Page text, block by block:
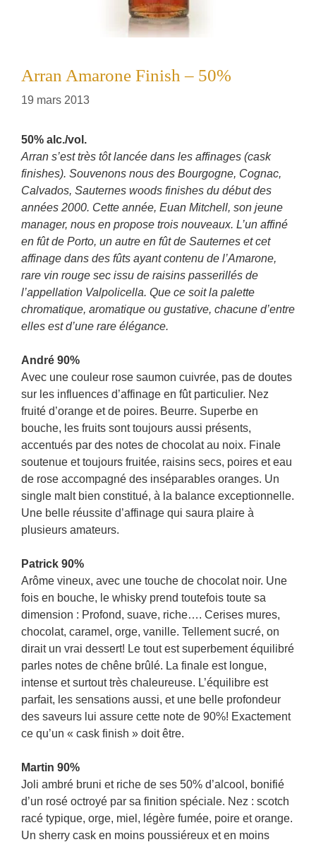
Arran Amarone Finish – 50%
19 mars 2013
50% alc./vol.
Arran s’est très tôt lancée dans les affinages (cask
finishes). Souvenons nous des Bourgogne, Cognac,
Calvados, Sauternes woods finishes du début des
années 2000. Cette année, Euan Mitchell, son jeune
manager, nous en propose trois nouveaux. L’un affiné
en fût de Porto, un autre en fût de Sauternes et cet
affinage dans des fûts ayant contenu de l’Amarone,
rare vin rouge sec issu de raisins passerillés de
l’appellation Valpolicella. Que ce soit la palette
chromatique, aromatique ou gustative, chacune d’entre
elles est d’une rare élégance.
André 90%
Avec une couleur rose saumon cuivrée, pas de doutes
sur les influences d’affinage en fût particulier. Nez
fruité d’orange et de poires. Beurre. Superbe en
bouche, les fruits sont toujours aussi présents,
accentués par des notes de chocolat au noix. Finale
soutenue et toujours fruitée, raisins secs, poires et eau
de rose accompagné des inséparables oranges. Un
single malt bien constitué, à la balance exceptionnelle.
Une belle réussite d’affinage qui saura plaire à
plusieurs amateurs.
Patrick 90%
Arôme vineux, avec une touche de chocolat noir. Une
fois en bouche, le whisky prend toutefois toute sa
dimension : Profond, suave, riche…. Cerises mures,
chocolat, caramel, orge, vanille. Tellement sucré, on
dirait un vrai dessert! Le tout est superbement équilibré
parles notes de chêne brûlé. La finale est longue,
intense et surtout très chaleureuse. L’équilibre est
parfait, les sensations aussi, et une belle profondeur
des saveurs lui assure cette note de 90%! Exactement
ce qu’un « cask finish » doit être.
Martin 90%
Joli ambré bruni et riche de ses 50% d’alcool, bonifié
d’un rosé octroyé par sa finition spéciale. Nez : scotch
racé typique, orge, miel, légère fumée, poire et orange.
Un sherry cask en moins poussiéreux et en moins